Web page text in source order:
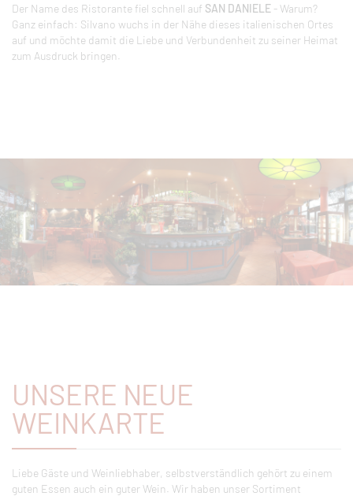
Der Name des Ristorante fiel schnell auf SAN DANIELE - Warum?
Ganz einfach: Silvano wuchs in der Nähe dieses italienischen Ortes
auf und möchte damit die Liebe und Verbundenheit zu seiner Heimat
zum Ausdruck bringen.
UNSERE NEUE
WEINKARTE
Liebe Gäste und Weinliebhaber, selbstverständlich gehört zu einem
guten Essen auch ein guter Wein. Wir haben unser Sortiment